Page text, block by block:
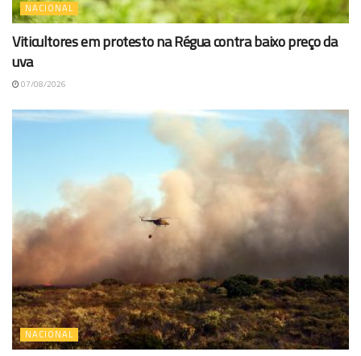
NACIONAL
Viticultores em protesto na Régua contra baixo preço da
uva
07/08/2026
NACIONAL